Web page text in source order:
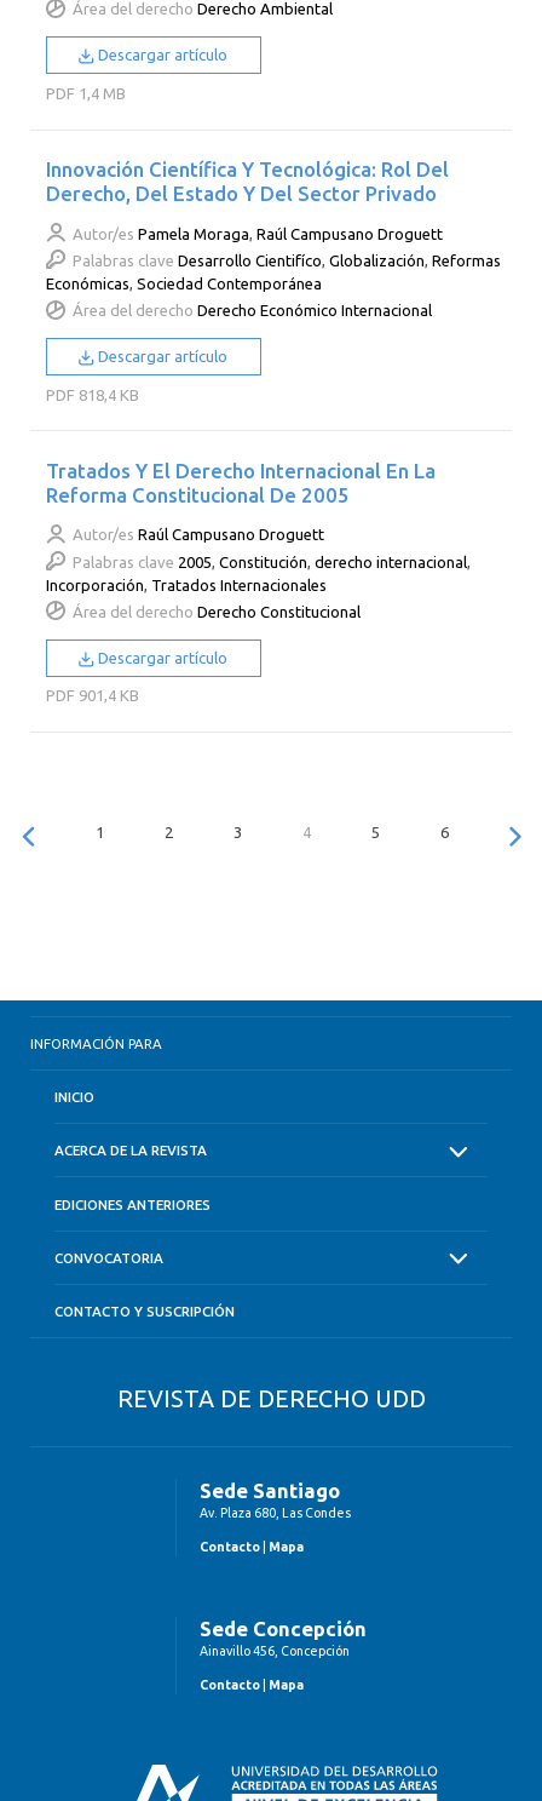
Área del derecho Derecho Ambiental
Descargar artículo
PDF 1,4 MB
Innovación Científica Y Tecnológica: Rol Del
Derecho, Del Estado Y Del Sector Privado
Autor/es Pamela Moraga ,Raúl Campusano Droguett
Palabras clave Desarrollo Cientifíco,Globalización,Reformas
Económicas,Sociedad Contemporánea
Área del derecho Derecho Económico Internacional
Descargar artículo
PDF 818,4 KB
Tratados Y El Derecho Internacional En La
Reforma Constitucional De 2005
Autor/es Raúl Campusano Droguett
Palabras clave 2005 ,Constitución ,derecho internacional
Incorporación Tratados Internacionales
Área del derecho Derecho Constitucional
Descargar artículo
PDF 901,4 KB
1 2 3 4 5 6
INFORMACIÓN PARA
INICIO
ACERCA DE LA REVISTA
EDICIONES ANTERIORES
CONVOCATORIA
CONTACTO Y SUSCRIPCIÓN
REVISTA DE DERECHO UDD
Sede Santiago
Av. Plaza 680, Las Condes
Contacto Mapa
Sede Concepción
Ainavillo 456, Concepción
Contacto Mapa